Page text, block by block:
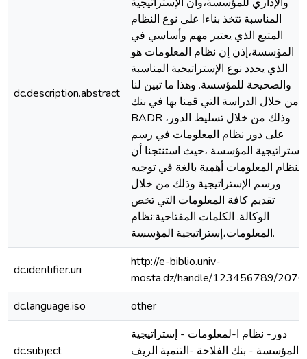
dc.description.abstract
المناسبة تتخذ بناءا على نوع النظام
المتبع الذي يعتبر مهم وأساسي في
المؤسسة،إذن إن نظام المعلومات هو
الذي يحدد نوع الإستراتيجية المناسبة
والصحيحة للمؤسسة. وهذا ما تبين لنا
من خلال الدراسة التي قمنا بها في بنك
BADR ،وذلك من خلال تسليط الدور
على دور نظام المعلومات في رسم
إستراتيجية المؤسسة ،حيث استنتجنا أن
لنظام المعلومات أهمية بالغة في توجيه
ورسم الإستراتيجية وذلك من خلال
تقديم كافة المعلومات التي تخص
الوكالة. الكلمات المفتاحية:نظام
المعلومات،إستراتيجية المؤسسة.
dc.identifier.uri
http://e-biblio.univ-
mosta.dz/handle/123456789/2076
dc.language.iso
other
dc.subject
دور- نظام ا-لمعلومات - إستراتيجية
-المؤسسة - بنك الفلاحة -التنمية الريف